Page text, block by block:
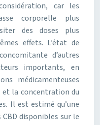
car les
corporelle plus
des doses plus
effets. L’état de
d’autres
importants, en
médicamenteuses
la concentration du
Il est estimé qu’une
disponibles sur le